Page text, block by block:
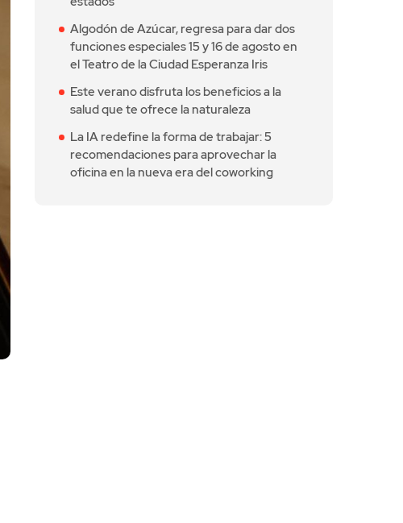
Algodón de Azúcar, regresa para dar dos
funciones especiales 15 y 16 de agosto en
el Teatro de la Ciudad Esperanza Iris
Este verano disfruta los beneficios a la
salud que te ofrece la naturaleza
La IA redefine la forma de trabajar: 5
recomendaciones para aprovechar la
oficina en la nueva era del coworking